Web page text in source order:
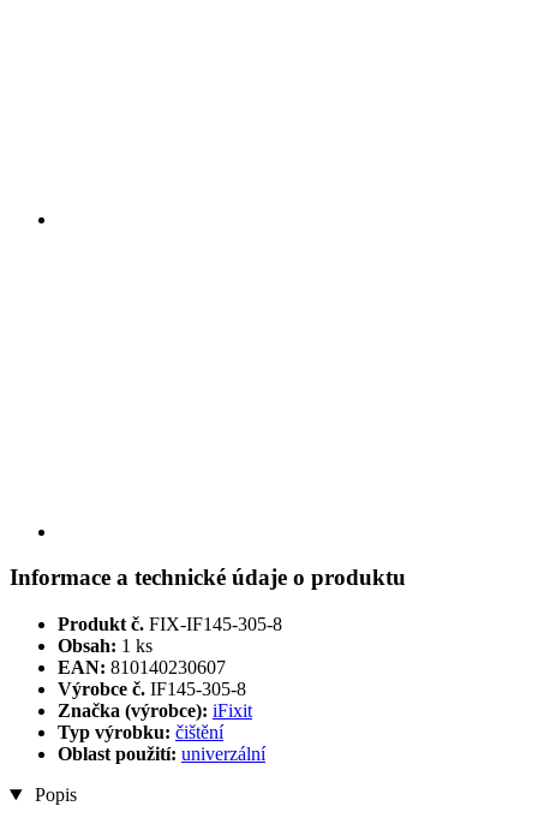
Informace a technické údaje o produktu
Produkt č. FIX-IF145-305-8
Obsah: 1 ks
EAN: 810140230607
Výrobce č. IF145-305-8
Značka (výrobce): iFixit
Typ výrobku: čištění
Oblast použití: univerzální
Popis